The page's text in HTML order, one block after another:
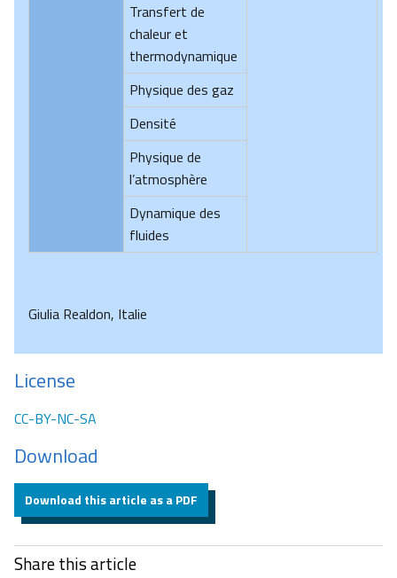
Transfert de
chaleur et
thermodynamique
Physique des gaz
Densité
Physique de
l’atmosphère
Dynamique des
fluides
Giulia Realdon, Italie
License
CC-BY-NC-SA
Download
Download this article as a PDF
Share this article